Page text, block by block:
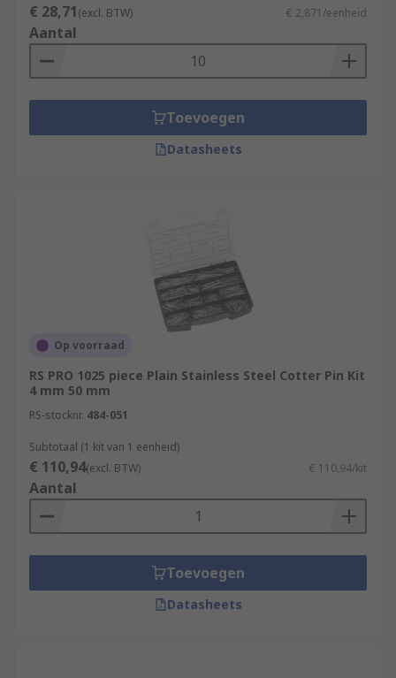
€ 28,71(excl. BTW) € 2,871/eenheid
Aantal
Toevoegen
Datasheets
Op voorraad
RS PRO 1025 piece Plain Stainless Steel Cotter Pin Kit
4 mm 50 mm
RS-stocknr. 484-051
Subtotaal (1 kit van 1 eenheid)
€ 110,94(excl. BTW) € 110,94/kit
Aantal
Toevoegen
Datasheets